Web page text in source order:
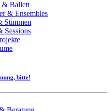
& Ballett
& Ensembles
Stimmen
Sessions
bitte!